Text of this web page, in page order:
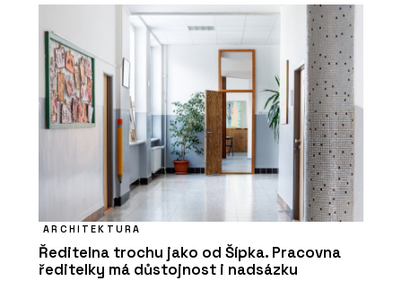
ARCHITEKTURA
Ředitelna trochu jako od Šípka. Pracovna
ředitelky má důstojnost i nadsázku